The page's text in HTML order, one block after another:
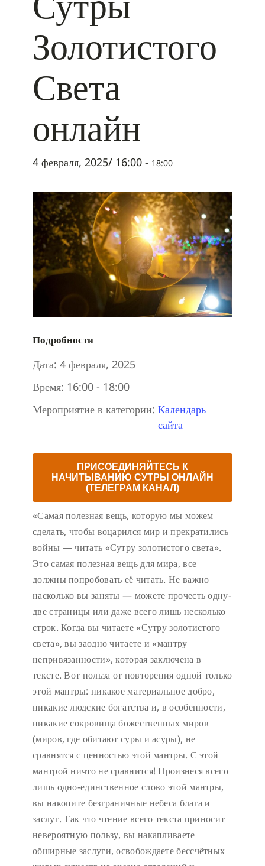
Золотистого
Света
онлайн
4 февраля, 2025/ 16:00 - 18:00
Подробности
Дата: 4 февраля, 2025
Время: 16:00 - 18:00
Мероприятие в категории: Календарь
сайта
ПРИСОЕДИНЯЙТЕСЬ К
НАЧИТЫВАНИЮ СУТРЫ ОНЛАЙН
(ТЕЛЕГРАМ КАНАЛ)
«Самая полезная вещь, которую мы можем
сделать, чтобы воцарился мир и прекратились
войны — читать «Сутру золотистого света».
Это самая полезная вещь для мира, все
должны попробовать её читать. Не важно
насколько вы заняты — можете прочесть одну-
две страницы или даже всего лишь несколько
строк. Когда вы читаете «Сутру золотистого
света», вы заодно читаете и «мантру
непривязанности», которая заключена в
тексте. Вот польза от повторения одной только
этой мантры: никакое материальное добро,
никакие людские богатства и, в особенности,
никакие сокровища божественных миров
(миров, где обитают суры и асуры), не
сравнятся с ценностью этой мантры. С этой
мантрой ничто не сравнится! Произнеся всего
лишь одно-единственное слово этой мантры,
вы накопите безграничные небеса блага и
заслуг. Так что чтение всего текста приносит
невероятную пользу, вы накапливаете
обширные заслуги, освобождаете бессчётных